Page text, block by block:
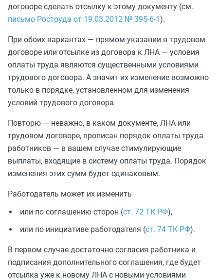
договоре сделать отсылку к этому документу (см.
письмо Роструда от 19.03.2012 № 395-6-1).
При обоих вариантах — прямом указании в трудовом
договоре или отсылке из договора к ЛНА — условия
оплаты труда являются существенными условиями
трудового договора. А значит их изменение возможно
только в порядке, установленном для изменения
условий трудового договора.
Повторю — неважно, в каком документе, ЛНА или
трудовом договоре, прописан порядок оплаты труда
работников — в вашем случае стимулирующие
выплаты, входящие в систему оплаты труда. Порядок
изменения этих сумм будет одинаковым.
Работодатель может их изменить
или по соглашению сторон (ст. 72 ТК РФ),
или по инициативе работодателя (ст. 74 ТК РФ).
В первом случае достаточно согласия работника и
подписания дополнительного соглашения, где будет
отсылка уже к новому ЛНА с новыми условиями